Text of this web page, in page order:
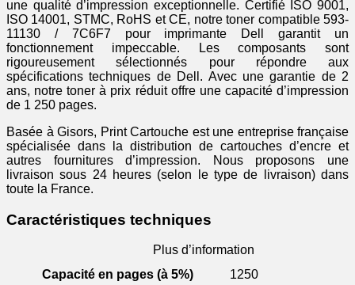
une qualité d’impression exceptionnelle. Certifié ISO 9001,
ISO 14001, STMC, RoHS et CE, notre toner compatible 593-
11130 / 7C6F7 pour imprimante Dell garantit un
fonctionnement impeccable. Les composants sont
rigoureusement sélectionnés pour répondre aux
spécifications techniques de Dell. Avec une garantie de 2
ans, notre toner à prix réduit offre une capacité d’impression
de 1 250 pages.
Basée à Gisors, Print Cartouche est une entreprise française
spécialisée dans la distribution de cartouches d’encre et
autres fournitures d’impression. Nous proposons une
livraison sous 24 heures (selon le type de livraison) dans
toute la France.
Caractéristiques techniques
Plus d’information
Capacité en pages (à 5%)
1250